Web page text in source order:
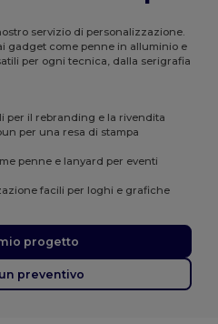
servizio di personalizzazione.
gadget come penne in alluminio e
per ogni tecnica, dalla serigrafia
per il rebranding e la rivendita
per una resa di stampa
penne e lanyard per eventi
facili per loghi e grafiche
progetto
preventivo